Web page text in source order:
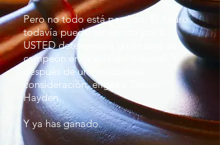
Pero no todo está perdido. El futuro
todavía puede ser escrito por ti.
USTED determinará quién será su
campeón en la sala del tribunal. Y
después de una cuidadosa
consideración, eliges a Steven
Hayden.
Y ya has ganado.